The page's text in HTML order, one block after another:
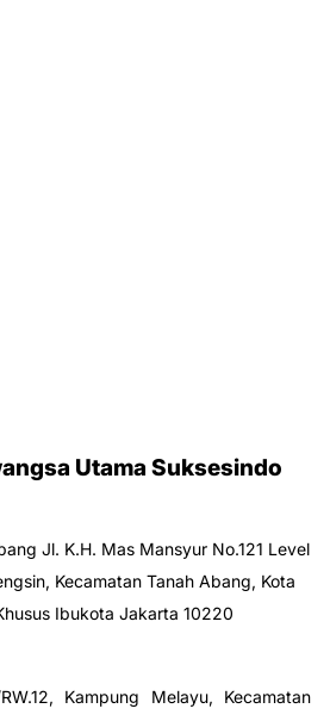
Utama Suksesindo
Jl. K.H. Mas Mansyur No.121 Level
Kecamatan Tanah Abang, Kota
Ibukota Jakarta 10220
Kampung Melayu, Kecamatan